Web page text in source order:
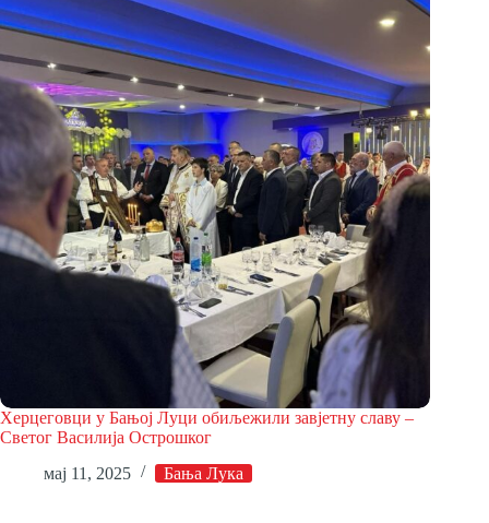
Херцеговци у Бањој Луци обиљежили завјетну славу –
Светог Василија Острошког
мај 11, 2025
Бања Лука